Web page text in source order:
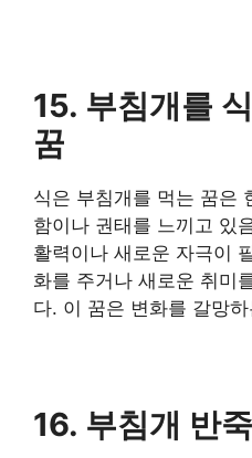
15. 부침개를
꿈
식은 부침개를 먹는 꿈은
함이나 권태를 느끼고 있
활력이나 새로운 자극이
화를 주거나 새로운 취미
다. 이 꿈은 변화를 갈망
16. 부침개 반